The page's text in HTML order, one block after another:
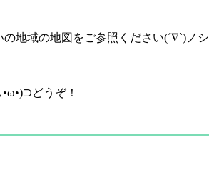
地域の地図をご参照ください(´∇`)ノシ
どうぞ！